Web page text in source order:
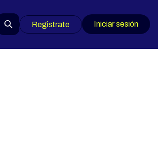
Registrate Iniciar sesión